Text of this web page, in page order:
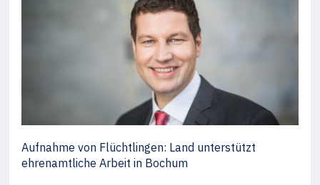
Aufnahme von Flüchtlingen: Land unterstützt
ehrenamtliche Arbeit in Bochum